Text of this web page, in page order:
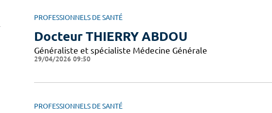
PROFESSIONNELS DE SANTÉ
Docteur THIERRY ABDOU
Généraliste et spécialiste Médecine Générale
29/04/2026 09:50
PROFESSIONNELS DE SANTÉ